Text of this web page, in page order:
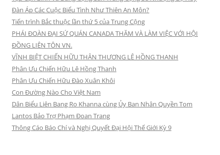
Đàn Áp Các Cuộc Biểu Tình Như Thiên An Môn?
Tiến trình Bắc thuộc lần thứ 5 của Trung Cộng
PHÁI ĐOÀN ĐẠI SỨ QUÁN CANADA THĂM VÀ LÀM VIỆC VỚI HỘI
ĐỒNG LIÊN TÔN VN.
VĨNH BIỆT CHIẾN HỮU THÂN THƯƠNG LÊ HỒNG THANH
Phân Ưu Chiến Hữu Lê Hồng Thanh
Phân Ưu Chiến Hữu Đào Xuân Khôi
Con Đường Nào Cho Việt Nam
Dân Biểu Liên Bang Ro Khanna cùng Ủy Ban Nhân Quyền Tom
Lantos Bảo Trợ Phạm Đoan Trang
Thông Cáo Báo Chí và Nghị Quyết Đại Hội Thế Giới Kỳ 9